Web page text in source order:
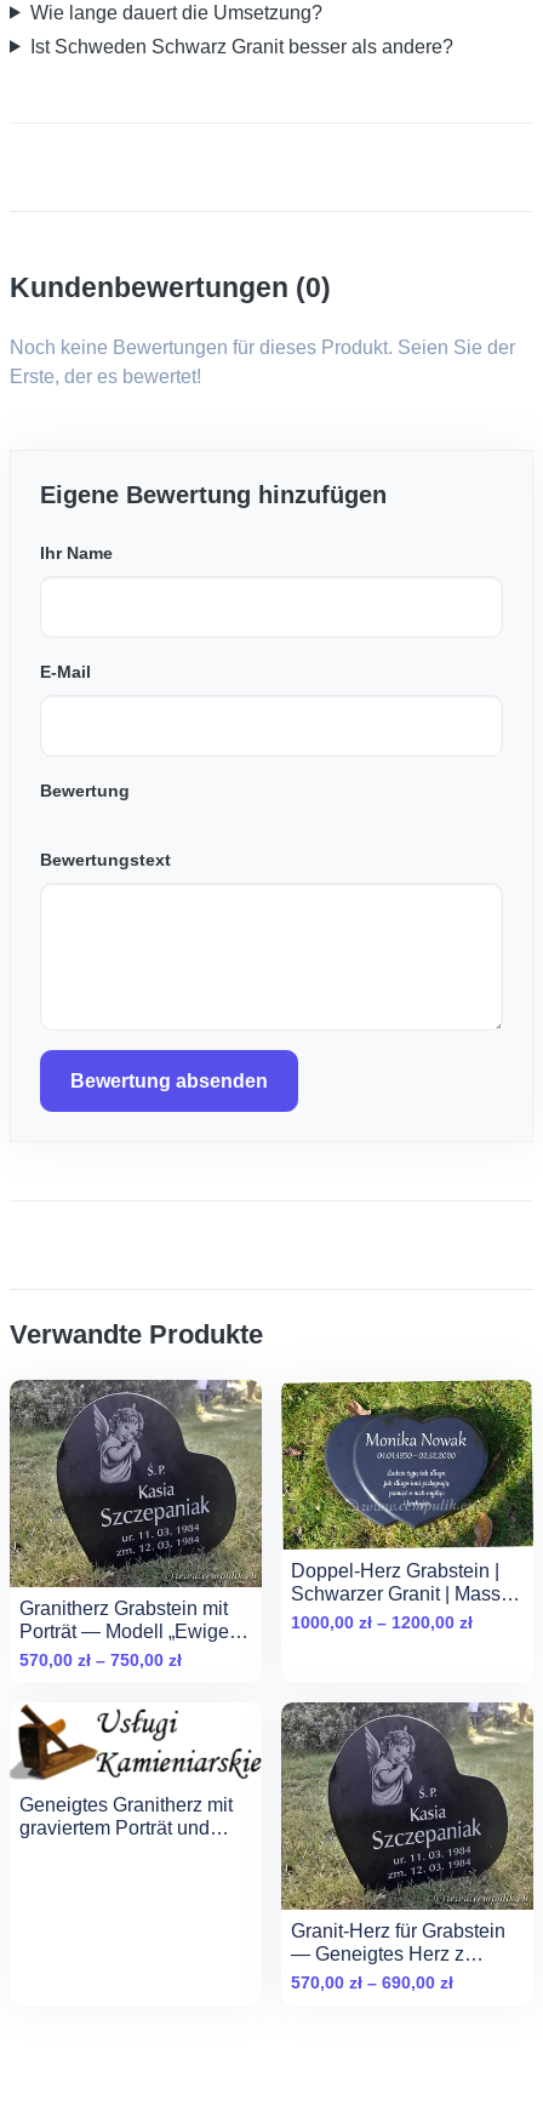
Wie lange dauert die Umsetzung?
Ist Schweden Schwarz Granit besser als andere?
Kundenbewertungen (0)
Noch keine Bewertungen für dieses Produkt. Seien Sie der
Erste, der es bewertet!
Eigene Bewertung hinzufügen
Ihr Name
E-Mail
Bewertung
Bewertungstext
Bewertung absenden
Verwandte Produkte
Granitherz Grabstein mit
Porträt — Modell „Ewiges
Gedenken“
570,00 zł – 750,00 złZakres
do
Doppel-Herz Grabstein |
Schwarzer Granit | Massiv
5 cm
1000,00 zł – 1200,00 złZakres
do
1200,00
Geneigtes Granitherz mit
graviertem Porträt und
Granit-Herz für Grabstein
— Geneigtes Herz z
Gravur (Modell Mein Herz)
570,00 zł – 690,00 złZakres